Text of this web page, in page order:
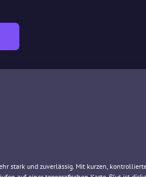
stark und zuverlässig. Mit kurzen,